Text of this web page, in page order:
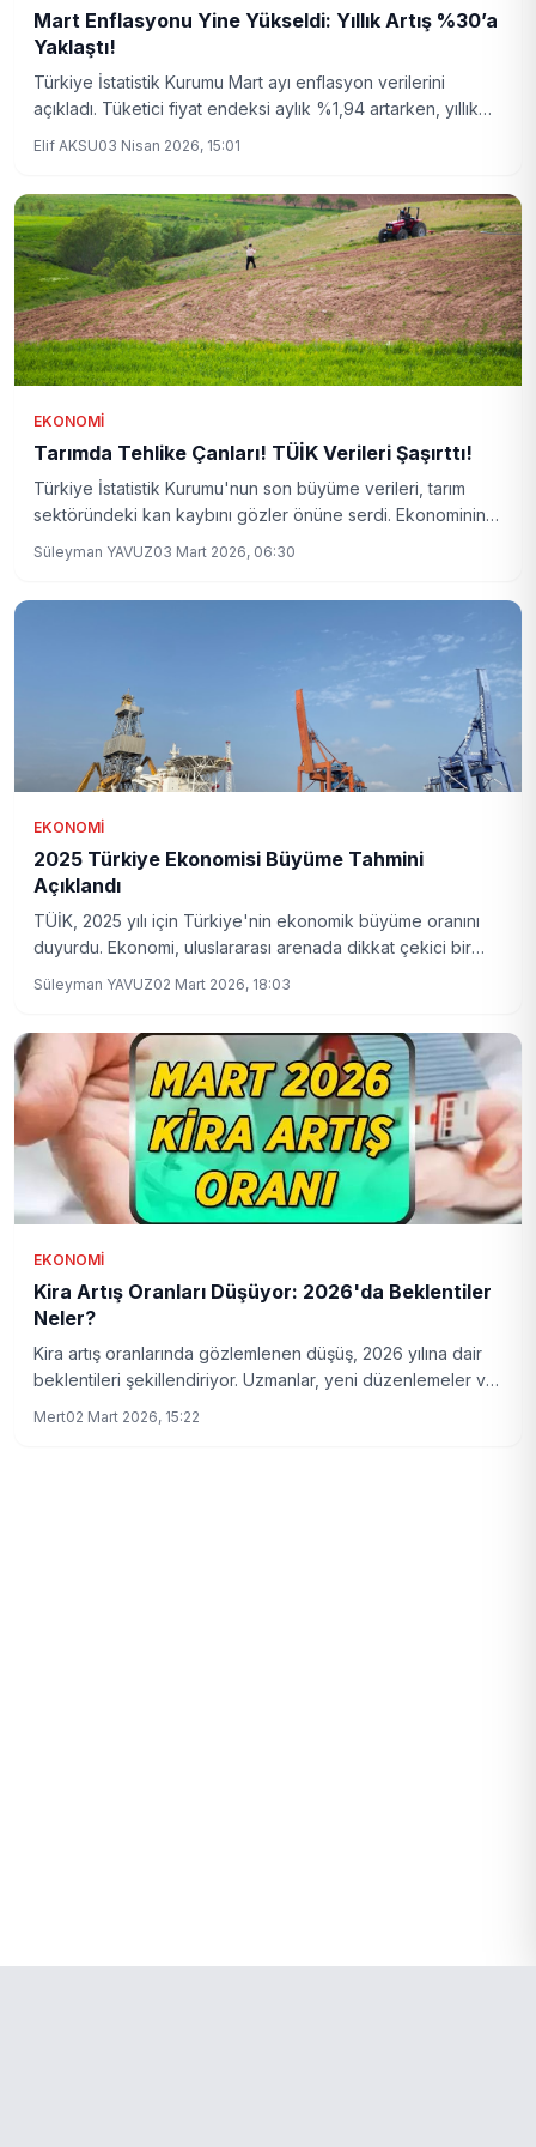
Mart Enflasyonu Yine Yükseldi: Yıllık Artış %30’a
Yaklaştı!
Türkiye İstatistik Kurumu Mart ayı enflasyon verilerini
açıkladı. Tüketici fiyat endeksi aylık %1,94 artarken, yıllık
Elif AKSU03 Nisan 2026, 15:01
EKONOMI
Tarımda Tehlike Çanları! TÜİK Verileri Şaşırttı!
Türkiye İstatistik Kurumu'nun son büyüme verileri, tarım
sektöründeki kan kaybını gözler önüne serdi. Ekonominin
neden bu düşüş yaşanıyor?
Süleyman YAVUZ03 Mart 2026, 06:30
EKONOMI
2025 Türkiye Ekonomisi Büyüme Tahmini
Açıklandı
TÜİK, 2025 yılı için Türkiye'nin ekonomik büyüme oranını
duyurdu. Ekonomi, uluslararası arenada dikkat çekici bir
Süleyman YAVUZ02 Mart 2026, 18:03
EKONOMI
Kira Artış Oranları Düşüyor: 2026'da Beklentiler
Neler?
Kira artış oranlarında gözlemlenen düşüş, 2026 yılına dair
beklentileri şekillendiriyor. Uzmanlar, yeni düzenlemeler ve
Mert02 Mart 2026, 15:22